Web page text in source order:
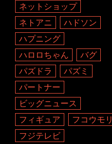
ネットショップ
ネトアニ
ハドソン
ハプニング
ハロロちゃん
バグ
パズドラ
パズミ
パートナー
ビッグニュース
フィギュア
フコウモリ
フジテレビ